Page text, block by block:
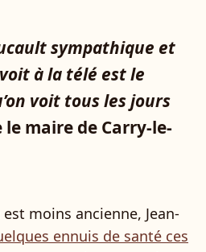
sympathique et
à la télé est le
voit tous les jours
le maire de Carry-le-
moins ancienne, Jean-
ennuis de santé ces